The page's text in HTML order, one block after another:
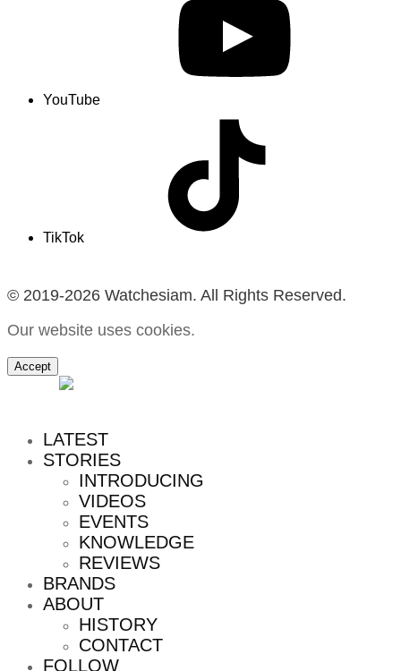
YouTube
TikTok
© 2019-2026 Watchesiam. All Rights Reserved.
Our website uses cookies.
Accept
LATEST
STORIES
INTRODUCING
VIDEOS
EVENTS
KNOWLEDGE
REVIEWS
BRANDS
ABOUT
HISTORY
CONTACT
FOLLOW